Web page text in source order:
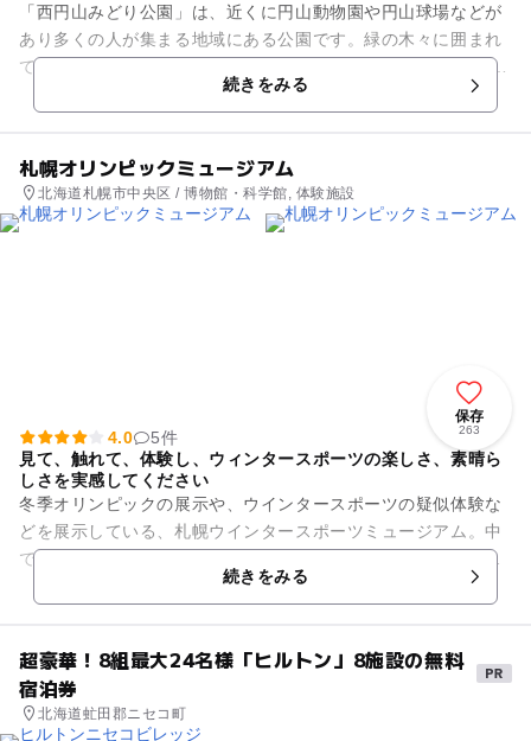
「西円山みどり公園」は、近くに円山動物園や円山球場などが
あり多くの人が集まる地域にある公園です。緑の木々に囲まれ
てのんびりと過ごすことができます。 園内には、すべり台や砂
続きをみる
札幌オリンピックミュージアム
北海道札幌市中央区 / 博物館・科学館, 体験施設
保存
263
4.0
5件
見て、触れて、体験し、ウィンタースポーツの楽しさ、素晴ら
しさを実感してください
冬季オリンピックの展示や、ウインタースポーツの疑似体験な
どを展示している、札幌ウインタースポーツミュージアム。中
でもオススメしたいのが、１Ｆにある疑似体験ゾーンです。ア
イスホッケーのキーパーにな...続きをみる
超豪華！8組最大24名様「ヒルトン」8施設の無料
宿泊券
北海道虻田郡ニセコ町